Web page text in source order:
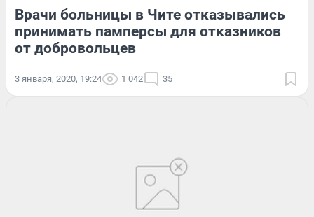
Врачи больницы в Чите отказывались
принимать памперсы для отказников
от добровольцев
3 января, 2020, 19:24 1 042 35